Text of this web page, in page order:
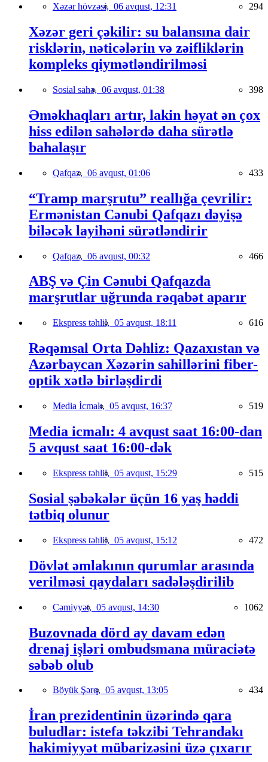
Xəzər hövzəsi, 06 avqust, 12:31 294
Xəzər geri çəkilir: su balansına dair
risklərin, nəticələrin və zəifliklərin
kompleks qiymətləndirilməsi
Sosial sahə, 06 avqust, 01:38 398
Əməkhaqları artır, lakin həyat ən çox
hiss edilən sahələrdə daha sürətlə
bahalaşır
Qafqaz, 06 avqust, 01:06 433
“Tramp marşrutu” reallığa çevrilir:
Ermənistan Cənubi Qafqazı dəyişə
biləcək layihəni sürətləndirir
Qafqaz, 06 avqust, 00:32 466
ABŞ və Çin Cənubi Qafqazda
marşrutlar uğrunda rəqabət aparır
Ekspress təhlil, 05 avqust, 18:11 616
Rəqəmsal Orta Dəhliz: Qazaxıstan və
Azərbaycan Xəzərin sahillərini fiber-
optik xətlə birləşdirdi
Media İcmalı, 05 avqust, 16:37 519
Media icmalı: 4 avqust saat 16:00-dan
5 avqust saat 16:00-dək
Ekspress təhlil, 05 avqust, 15:29 515
Sosial şəbəkələr üçün 16 yaş həddi
tətbiq olunur
Ekspress təhlil, 05 avqust, 15:12 472
Dövlət əmlakının qurumlar arasında
verilməsi qaydaları sadələşdirilib
Cəmiyyət, 05 avqust, 14:30 1062
Buzovnada dörd ay davam edən
drenaj işləri ombudsmana müraciətə
səbəb olub
Böyük Şərq, 05 avqust, 13:05 434
İran prezidentinin üzərində qara
buludlar: istefa təkzibi Tehrandakı
hakimiyyət mübarizəsini üzə çıxarır